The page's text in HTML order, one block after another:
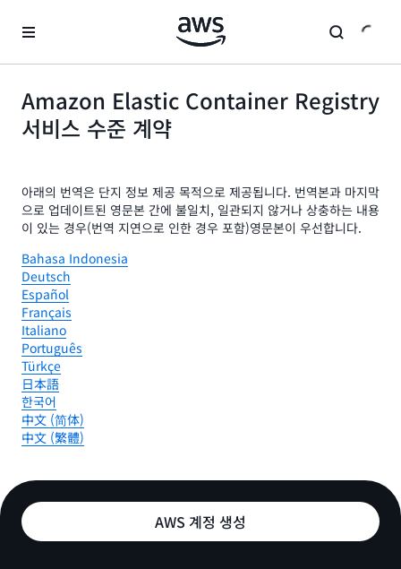
Amazon Elastic Container Registry
서비스 수준 계약
아래의 번역은 단지 정보 제공 목적으로 제공됩니다. 번역본과 마지막
으로 업데이트된 영문본 간에 불일치, 일관되지 않거나 상충하는 내용
이 있는 경우(번역 지연으로 인한 경우 포함)영문본이 우선합니다.
Bahasa Indonesia
Deutsch
Español
Français
Italiano
Português
Türkçe
日本語
한국어
中文 (简体)
中文 (繁體)
AWS 계정 생성